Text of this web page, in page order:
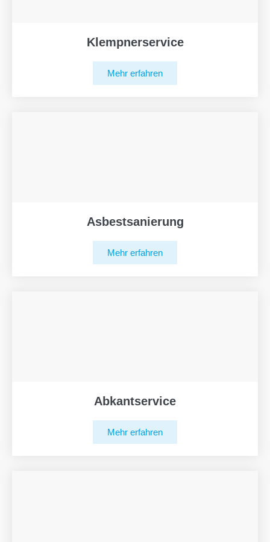
Klempnerservice
Mehr erfahren
Asbestsanierung
Mehr erfahren
Abkantservice
Mehr erfahren